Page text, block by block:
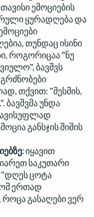
ემოციების
ყურადღება და
თუნდაც ისინი
როგორიცაა "ნუ
ბავშვს
თქვით: "მესმის,
ბავშვმა უნდა
განსჯის შიშის
იყავით
საკუთარი
"დღეს ცოტა
ერთად
გასაღები ვერ